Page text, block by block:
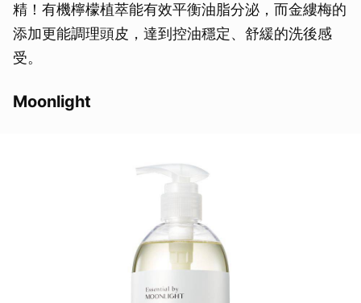
精！有機檸檬植萃能有效平衡油脂分泌，而金縷梅的
添加更能調理頭皮，達到控油穩定、舒緩的洗後感
受。
Moonlight